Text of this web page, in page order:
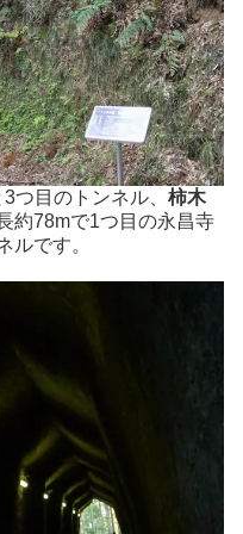
目のトンネル、 柿木
78mで1つ目の永昌寺
ルです。